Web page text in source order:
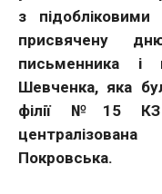
з підобліковими
присвячену
письменника і
Шевченка, яка
філії №15 КЗ
Покровська.